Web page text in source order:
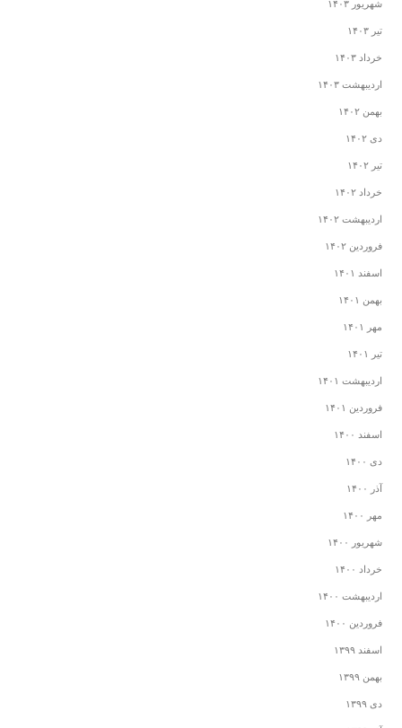
شهریور ۱۴۰۳
تیر ۱۴۰۳
خرداد ۱۴۰۳
اردیبهشت ۱۴۰۳
بهمن ۱۴۰۲
دی ۱۴۰۲
تیر ۱۴۰۲
خرداد ۱۴۰۲
اردیبهشت ۱۴۰۲
فروردین ۱۴۰۲
اسفند ۱۴۰۱
بهمن ۱۴۰۱
مهر ۱۴۰۱
تیر ۱۴۰۱
اردیبهشت ۱۴۰۱
فروردین ۱۴۰۱
اسفند ۱۴۰۰
دی ۱۴۰۰
آذر ۱۴۰۰
مهر ۱۴۰۰
شهریور ۱۴۰۰
خرداد ۱۴۰۰
اردیبهشت ۱۴۰۰
فروردین ۱۴۰۰
اسفند ۱۳۹۹
بهمن ۱۳۹۹
دی ۱۳۹۹